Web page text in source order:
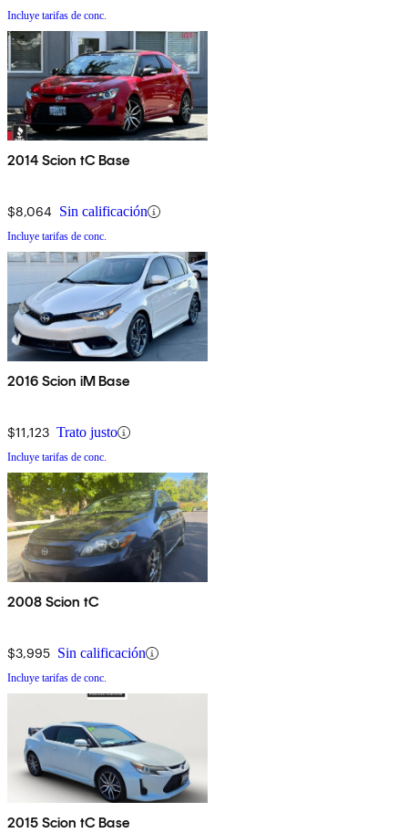
Incluye tarifas de conc.
2014 Scion tC Base
$8,064 Sin calificación
Incluye tarifas de conc.
2016 Scion iM Base
$11,123 Trato justo
Incluye tarifas de conc.
2008 Scion tC
$3,995 Sin calificación
Incluye tarifas de conc.
2015 Scion tC Base